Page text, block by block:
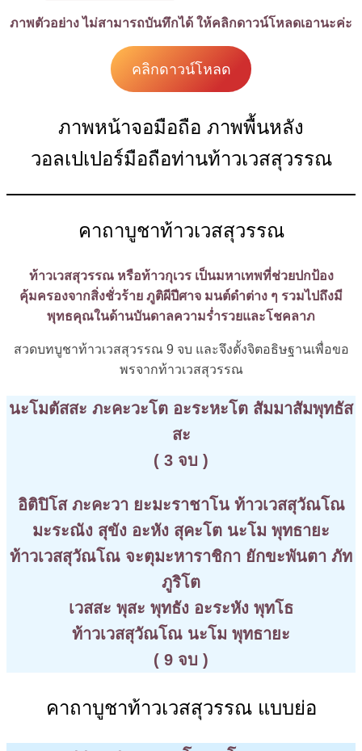
ภาพตัวอย่าง ไม่สามารถบันทึกได้ ให้คลิกดาวน์โหลดเอานะค่ะ
คลิกดาวน์โหลด
ภาพหน้าจอมือถือ ภาพพื้นหลัง
วอลเปเปอร์มือถือท่านท้าวเวสสุวรรณ
คาถาบูชาท้าวเวสสุวรรณ
ท้าวเวสสุวรรณ หรือท้าวกุเวร เป็นมหาเทพที่ช่วยปกป้อง
คุ้มครองจากสิ่งชั่วร้าย ภูติผีปีศาจ มนต์ดำต่าง ๆ รวมไปถึงมี
พุทธคุณในด้านบันดาลความร่ำรวยและโชคลาภ
สวดบทบูชาท้าวเวสสุวรรณ 9 จบ และจึงตั้งจิตอธิษฐานเพื่อขอ
พรจากท้าวเวสสุวรรณ
นะโมตัสสะ ภะคะวะโต อะระหะโต สัมมาสัมพุทธัส
สะ
( 3 จบ )
อิติปิโส ภะคะวา ยะมะราชาโน ท้าวเวสสุวัณโณ
มะระณัง สุขัง อะหัง สุคะโต นะโม พุทธายะ
ท้าวเวสสุวัณโณ จะตุมะหาราชิกา ยักขะพันตา ภัท
ภูริโต
เวสสะ พุสะ พุทธัง อะระหัง พุทโธ
ท้าวเวสสุวัณโณ นะโม พุทธายะ
( 9 จบ )
คาถาบูชาท้าวเวสสุวรรณ แบบย่อ